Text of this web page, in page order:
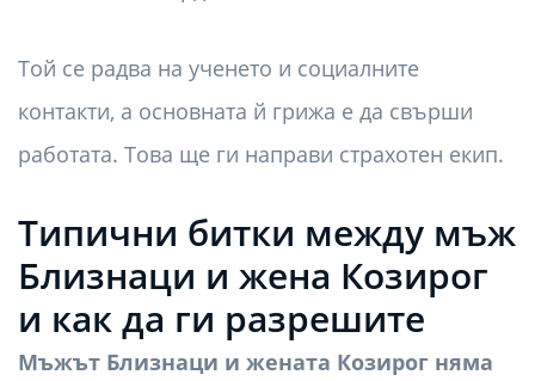
Той се радва на ученето и социалните
контакти, а основната й грижа е да свърши
работата. Това ще ги направи страхотен екип.
Типични битки между мъж
Близнаци и жена Козирог
и как да ги разрешите
Мъжът Близнаци и жената Козирог няма